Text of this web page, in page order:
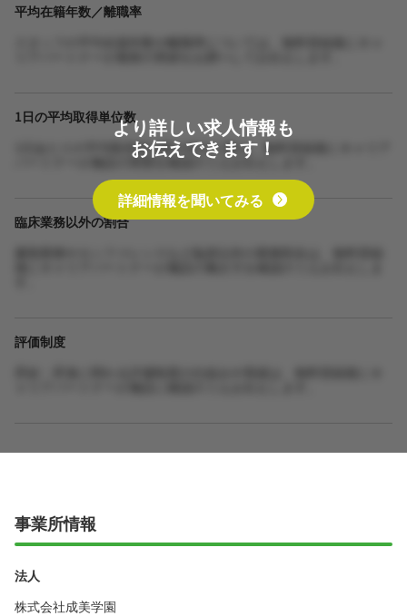
平均在籍年数／離職率
1日の平均取得単位数
1日あたりの平均取得単位数や担当人数は、無料登録後にキャリア
パートナーが施設の実態を確認のうえお伝えします。
臨床業務以外の割合
評価制度
より詳しい求人情報も
お伝えできます！
詳細情報を聞いてみる
事業所情報
法人
株式会社成美学園